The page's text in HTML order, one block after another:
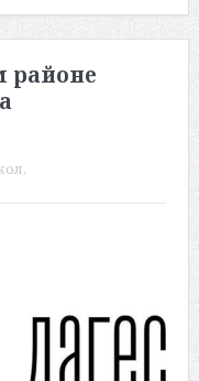
районе
,